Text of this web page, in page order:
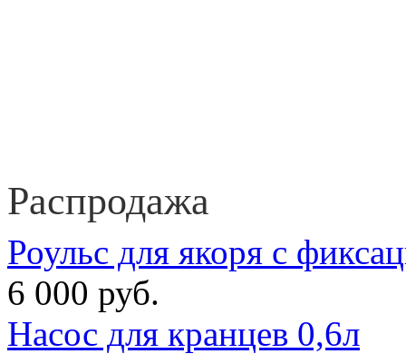
Распродажа
Роульс для якоря с
6 000 руб.
Насос для кранцев 0,6л